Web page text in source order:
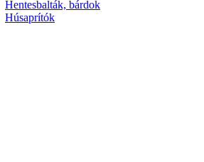
Hentesbalták, bárdok
Húsaprítók